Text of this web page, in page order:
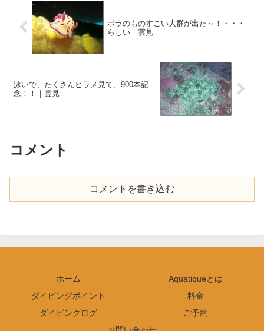
ボラのものすごい大群が出た～！・・・
らしい｜雲見
泳いで、たくさんヒラメ見て、900本記
念！！｜雲見
コメント
コメントを書き込む
ホーム
Aquatiqueとは
ダイビングポイント
料金
ダイビングログ
ご予約